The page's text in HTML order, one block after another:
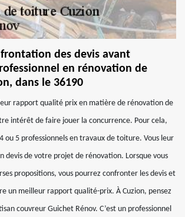
des devis avant
en rénovation de
dans le 36190
rapport qualité prix en matière de rénovation de
intérêt de faire jouer la concurrence. Pour cela,
ou 5 professionnels en travaux de toiture. Vous leur
devis de votre projet de rénovation. Lorsque vous
propositions, vous pourrez confronter les devis et
un meilleur rapport qualité-prix. À Cuzion, pensez
couvreur Guichet Rénov. C’est un professionnel